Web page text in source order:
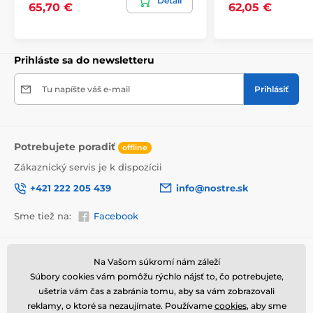
Kvalita je pre nás dôležitá a preto sme pre každý set
plátno, ktorého hmotnosť je370 g/m
pozostáva zozmesi polyesteru a bavlny. Nezabudli
sme ani na starostlivý výber farieb, ktoré sú
ekologické, čo znamená, že nezapáchajú
65,70 € 62,05 €
Prihláste sa do newsletteru
Tu napíšte váš e-mail Prihlásiť
Potrebujete poradiť offline
Zákaznický servis je k dispozícii
+421 222 205 439
info@nostre.sk
Sme tiež na: Facebook
Informácie o nákupe
Obchodné a reklamačné
podmienky
Užitočné informácie
Často kladené otázky
Magazín
Na Vašom súkromí nám záleží
Súbory cookies vám pomôžu rýchlo nájsť to, čo potrebujete,
ušetria vám čas a zabránia tomu, aby sa vám zobrazovali
reklamy, o ktoré sa nezaujímate. Používame cookies, aby sme